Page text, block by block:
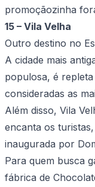
promoçãozinha
15 – Vila Velha
Outro destino no
A cidade mais
populosa, é
consideradas as
Além disso, Vila
encanta os
inaugurada por
Para quem busca
fábrica de